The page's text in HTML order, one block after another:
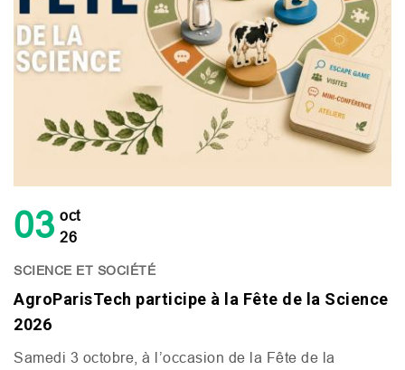
03 oct
26
SCIENCE ET SOCIÉTÉ
AgroParisTech participe à la Fête de la Science
2026
Samedi 3 octobre, à l’occasion de la Fête de la